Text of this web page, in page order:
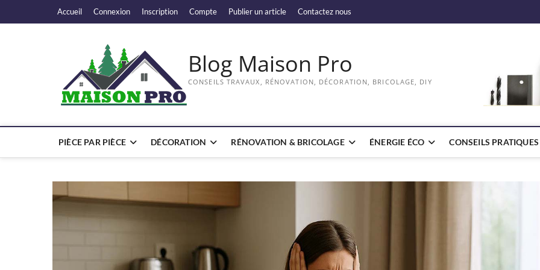
Accueil Connexion Inscription Compte Publier un article Contactez nous
Blog Maison Pro
CONSEILS TRAVAUX, RÉNOVATION, DÉCORATION, BRICOLAGE, DIY
PIÈCE PAR PIÈCE DÉCORATION RÉNOVATION & BRICOLAGE ÉNERGIE ÉCO CONSEILS PRATIQUES